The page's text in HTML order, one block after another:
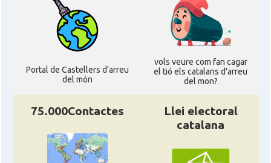
Portal de Castellers d'arreu
del món
vols veure com fan cagar
el tió els catalans d'arreu
del mon?
75.000Contactes
Llei electoral
catalana